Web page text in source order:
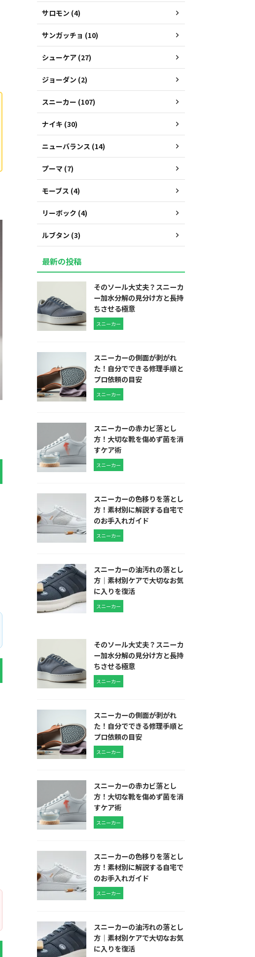
サロモン (4)
サンガッチョ (10)
シューケア (27)
ジョーダン (2)
スニーカー (107)
ナイキ (30)
ニューバランス (14)
プーマ (7)
モーブス (4)
リーボック (4)
ルブタン (3)
最新の投稿
そのソール大丈夫？スニーカ
ー加水分解の見分け方と長持
ちさせる極意
スニーカー
スニーカーの側面が剥がれ
た！自分でできる修理手順と
プロ依頼の目安
スニーカー
スニーカーの赤カビ落とし
方！大切な靴を傷めず菌を消
すケア術
スニーカー
スニーカーの色移りを落とし
方！素材別に解説する自宅で
のお手入れガイド
スニーカー
スニーカーの油汚れの落とし
方｜素材別ケアで大切なお気
に入りを復活
スニーカー
そのソール大丈夫？スニーカ
ー加水分解の見分け方と長持
ちさせる極意
スニーカー
スニーカーの側面が剥がれ
た！自分でできる修理手順と
プロ依頼の目安
スニーカー
スニーカーの赤カビ落とし
方！大切な靴を傷めず菌を消
すケア術
スニーカー
スニーカーの色移りを落とし
方！素材別に解説する自宅で
のお手入れガイド
スニーカー
スニーカーの油汚れの落とし
方｜素材別ケアで大切なお気
に入りを復活